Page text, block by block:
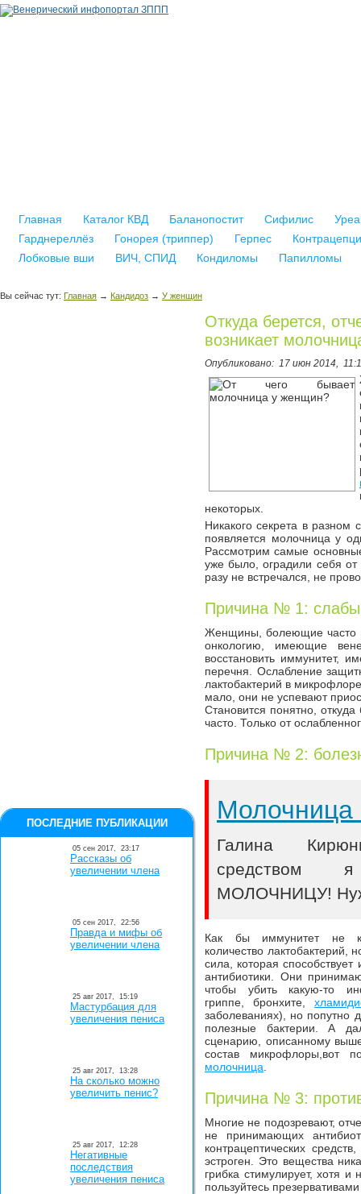
Главная Каталог КВД Баланопостит Сифилис
Гарднереллёз
Гонорея (триппер) Герпес
Лобковые вши
ВИЧ, СПИД Кондиломы Папилломы
Вы сейчас тут: Главная → Кандидоз → У женщин
Откуда берется,
возникает
Опубликовано: 17 июн 2014,
некоторых.
Никакого секрета в разном
появляется молочница у
Рассмотрим самые
уже было, оградили себя
разу не встречался, не
Причина № 1:
Женщины, болеющие часто
онкологию, имеющие
восстановить иммунитет,
перечня. Ослабление
лактобактерий в
мало, они не успевают
Становится понятно,
часто. Только от
Причина № 2:
Молочница
Галина
средством
МОЛОЧНИЦУ!
Как бы иммунитет не
количество лактобактерий,
сила, которая способствует
антибиотики. Они
чтобы убить какую-то
гриппе, бронхите,
заболеваниях), но попутно
полезные бактерии. А
сценарию, описанному
состав микрофлоры,вот
молочница
Причина № 3:
Многие не подозревают,
не принимающих
контрацептических
эстроген. Это вещества
грибка стимулирует, хотя и
пользуйтесь
ПОСЛЕДНИЕ ПУБЛИКАЦИИ
05 сен 2017, 23:17
Рассказы об
увеличении члена
05 сен 2017, 22:56
Правда и мифы об
увеличении члена
25 авг 2017, 15:19
Мастурбация для
увеличения пениса
25 авг 2017, 13:28
На сколько можно
увеличить пенис?
25 авг 2017, 12:28
Негативные
последствия
увеличения пениса